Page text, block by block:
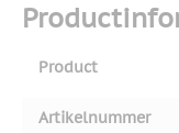
Product
Artikelnummer